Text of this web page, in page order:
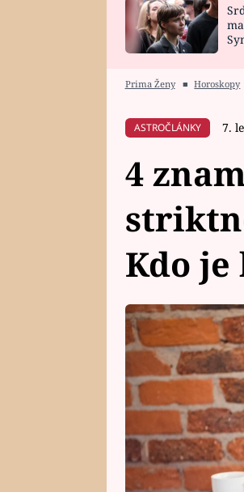
HOROSKOP NA
Prima Ženy ■ Horoskopy
ASTROČLÁNKY 7.
4
Kdo